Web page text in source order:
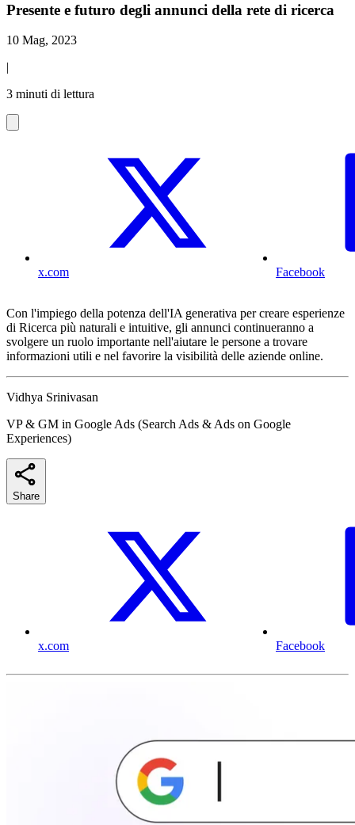
Presente e futuro degli annunci della rete di ricerca
10 Mag, 2023
|
3 minuti di lettura
x.com Facebook
Con l'impiego della potenza dell'IA generativa per creare esperienze
di Ricerca più naturali e intuitive, gli annunci continueranno a
svolgere un ruolo importante nell'aiutare le persone a trovare
informazioni utili e nel favorire la visibilità delle aziende online.
Vidhya Srinivasan
VP & GM in Google Ads (Search Ads & Ads on Google
Experiences)
Share
x.com Facebook